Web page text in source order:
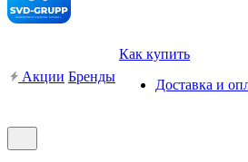
Акции Бренды
Как купить
Доставка и